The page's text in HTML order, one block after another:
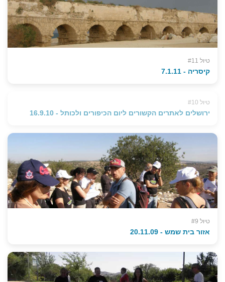
טיול #11
קיסריה - 7.1.11
טיול #10
ירושלים לאתרים הקשורים ליום הכיפורים ולכותל - 16.9.10
טיול #9
אזור בית שמש - 20.11.09